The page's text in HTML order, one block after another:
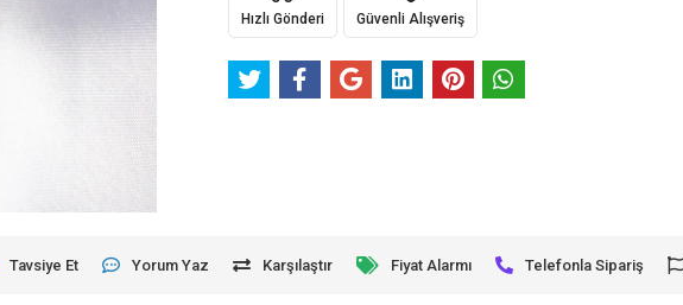
Hızlı Gönderi Güvenli Alışveriş
Tavsiye Et Yorum Yaz Karşılaştır Fiyat Alarmı Telefonla Sipariş